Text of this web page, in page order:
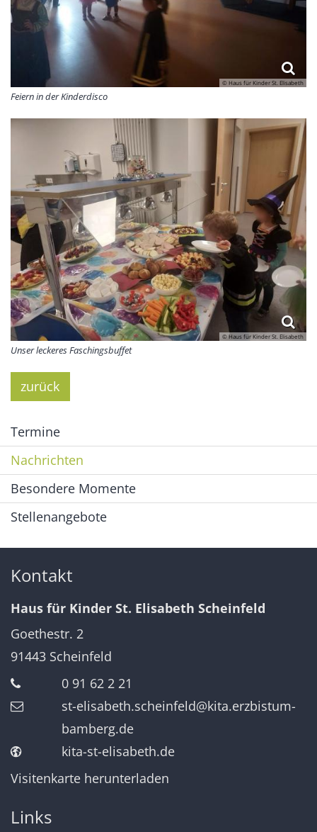
© Haus für Kinder St. Elisabeth
Feiern in der Kinderdisco
© Haus für Kinder St. Elisabeth
Unser leckeres Faschingsbuffet
zurück
Termine
Nachrichten
Besondere Momente
Stellenangebote
Kontakt
Haus für Kinder St. Elisabeth Scheinfeld
Goethestr. 2
91443 Scheinfeld
0 91 62 2 21
st-elisabeth.scheinfeld@kita.erzbistum-
bamberg.de
kita-st-elisabeth.de
Visitenkarte herunterladen
Links